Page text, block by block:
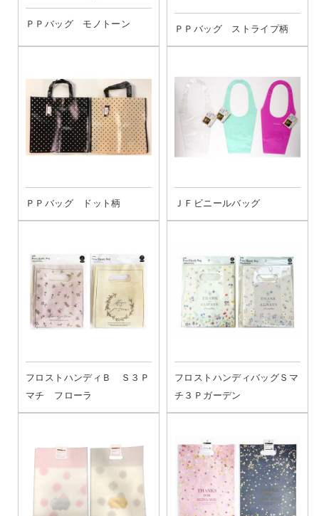
ＰＰバッグ モノトーン
ＰＰバッグ ストライプ柄
ＰＰバッグ ドット柄 ＪＦビニールバッグ
フロストハンディＢ Ｓ３Ｐ
マチ フローラ
フロストハンディバッグＳマ
チ３Ｐガーデン